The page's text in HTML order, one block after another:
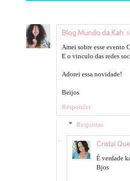
Blog Mundo da Kah
Amei sobre esse evento
E o vinculo das redes
Adorei essa novidade!
Beijos
Responder
Respostas
Cristal
É verdade
Bjos